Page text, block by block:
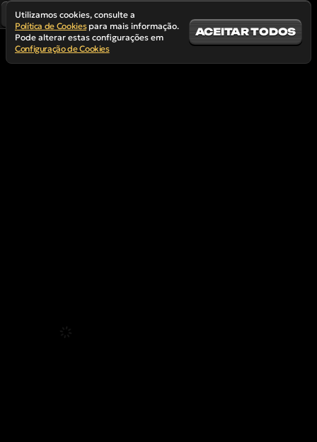
Utilizamos cookies, consulte a
Política de Cookiespara mais informação.
Pode alterar estas configurações em
Configuração de Cookies
ACEITAR TODOS